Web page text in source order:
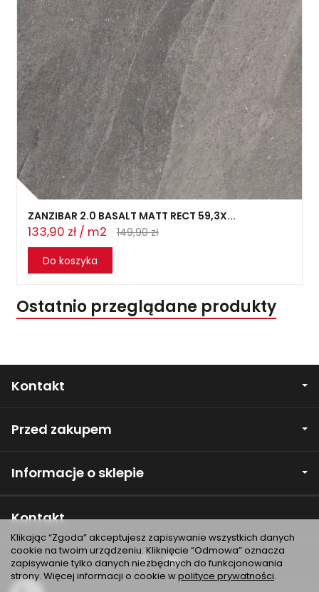
ZANZIBAR 2.0 BASALT MATT RECT 59,3X...
133,90 zł / m2
149,90 zł
Do koszyka
Ostatnio przeglądane produkty
Kontakt
Przed zakupem
Informacje o sklepie
Kontakt
Klikając “Zgoda” akceptujesz zapisywanie wszystkich danych
cookie na twoim urządzeniu. Kliknięcie “Odmowa” oznacza
zapisywanie tylko danych niezbędnych do funkcjonowania
strony. Więcej informacji o cookie wpolityce prywatności.